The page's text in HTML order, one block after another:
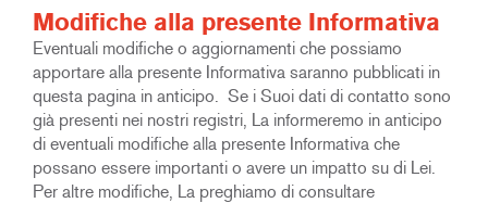
Modifiche alla presente Informativa
Eventuali modifiche o aggiornamenti che possiamo
apportare alla presente Informativa saranno pubblicati in
questa pagina in anticipo. Se i Suoi dati di contatto sono
già presenti nei nostri registri, La informeremo in anticipo
di eventuali modifiche alla presente Informativa che
possano essere importanti o avere un impatto su di Lei.
Per altre modifiche, La preghiamo di consultare